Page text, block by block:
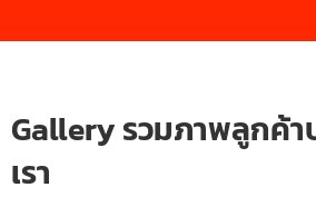
Gallery รวมภาพลูกค้
เรา